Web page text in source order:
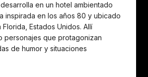
en un hotel ambientado
inspirada en los años 80 y ubicado
Estados Unidos. Allí
personajes que protagonizan
de humor y situaciones